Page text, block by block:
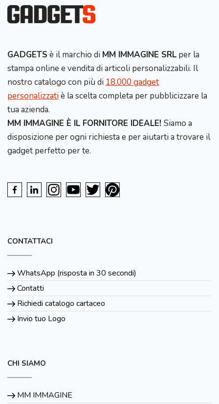
GADGETS è il marchio di MM IMMAGINE SRL per la
stampa online e vendita di articoli personalizzabili. Il
nostro catalogo con più di 18.000 gadget
personalizzatiè la scelta completa per pubblicizzare la
tua azienda.
MM IMMAGINE È IL FORNITORE IDEALE! Siamo a
disposizione per ogni richiesta e per aiutarti a trovare il
gadget perfetto per te.
CONTATTACI
WhatsApp (risposta in 30 secondi)
Contatti
Richiedi catalogo cartaceo
Invio tuo Logo
CHI SIAMO
MM IMMAGINE